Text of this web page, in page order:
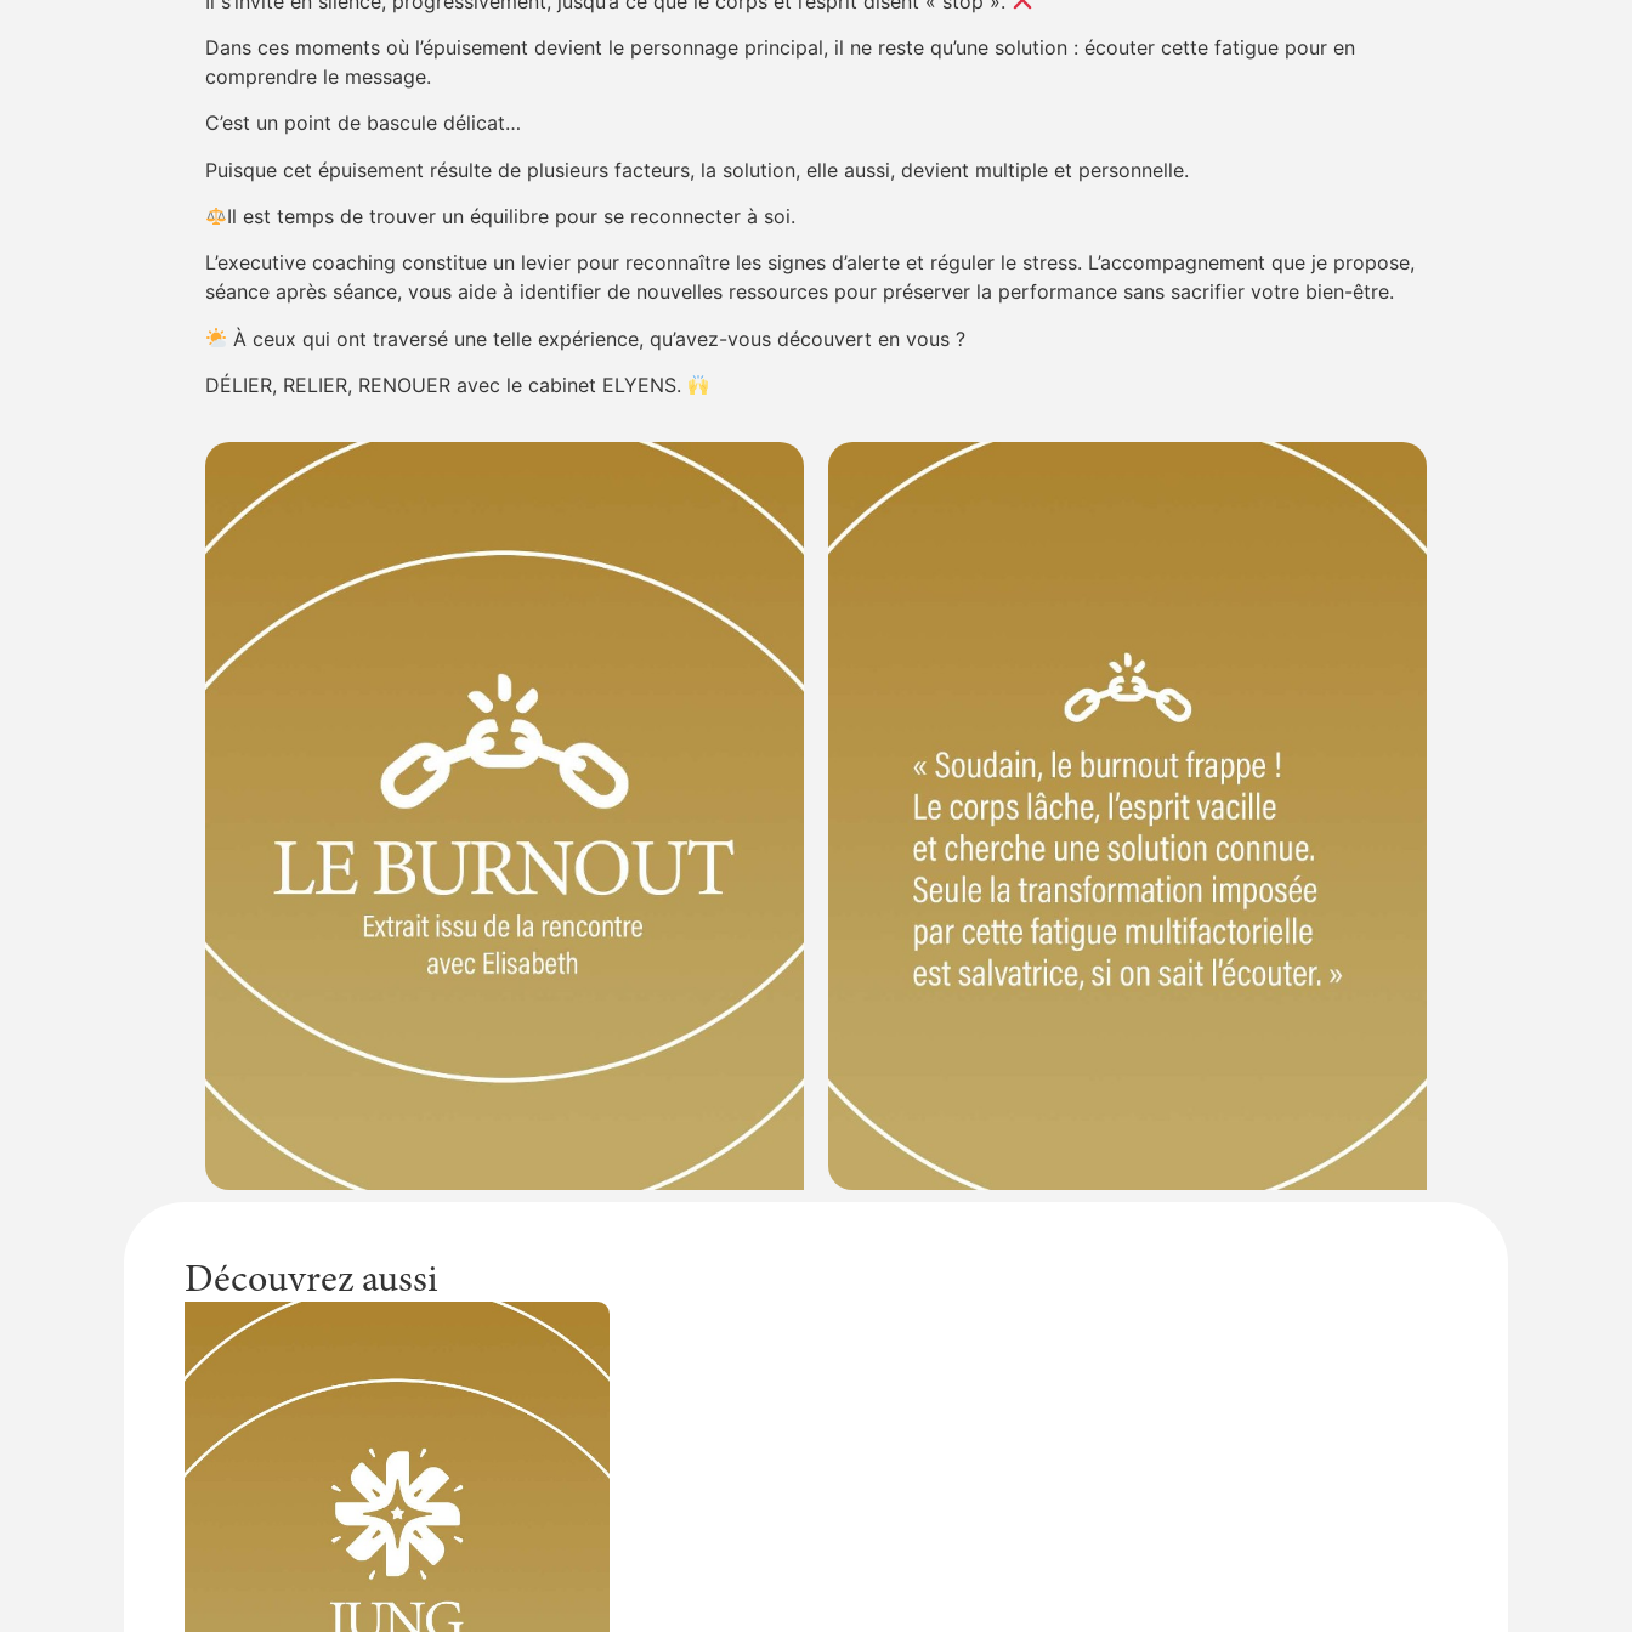
Dans ces moments où l’épuisement devient le personnage principal, il ne reste qu’une solution : écouter cette fatigue pour en
comprendre le message.
C’est un point de bascule délicat…
Puisque cet épuisement résulte de plusieurs facteurs, la solution, elle aussi, devient multiple et personnelle.
Il est temps de trouver un équilibre pour se reconnecter à soi.
L’executive coaching constitue un levier pour reconnaître les signes d’alerte et réguler le stress. L’accompagnement que je propose,
séance après séance, vous aide à identifier de nouvelles ressources pour préserver la performance sans sacrifier votre bien-être.
À ceux qui ont traversé une telle expérience, qu’avez-vous découvert en vous ?
DÉLIER, RELIER, RENOUER avec le cabinet ELYENS.
Découvrez aussi